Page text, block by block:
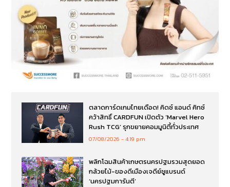
ตลาดการ์ดเกมไทยเดือด! คิดซ์ แอนด์ คิทซ์
คว้าสิทธิ์ CARDFUN เปิดตัว ‘Marvel Hero
Rush TCG’ รุกขยายคอมมูนิตี้ทั่วประเทศ
07/08/2026 4:19 pm
พลิกโฉมสินค้าเกษตรนครปฐมรวมสุดยอด
กล้วยไม้-ของดีเมืองเจดีย์ชูแบรนด์
‘นครปฐมการันตี’